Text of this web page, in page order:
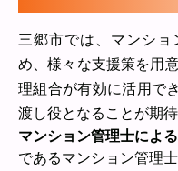
三郷市では、マンシ
め、様々な支援策を用
理組合が有効に活用で
渡し役となることが期待
マンション管理士によ
であるマンション管理